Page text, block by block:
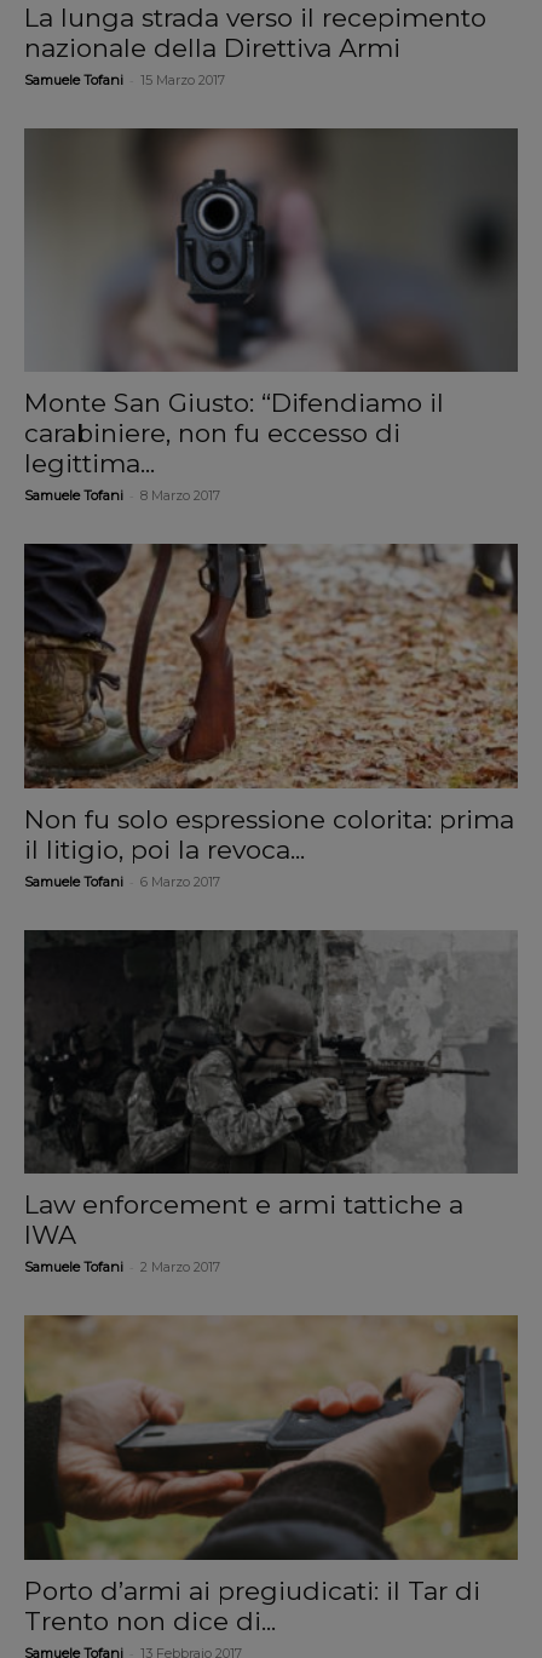
La lunga strada verso il recepimento
nazionale della Direttiva Armi
Samuele Tofani 15 Marzo 2017
Monte San Giusto: “Difendiamo il
carabiniere, non fu eccesso di
legittima...
Samuele Tofani 8 Marzo 2017
Non fu solo espressione colorita: prima
il litigio, poi la revoca...
Samuele Tofani 6 Marzo 2017
Law enforcement e armi tattiche a
IWA
Samuele Tofani 2 Marzo 2017
Porto d’armi ai pregiudicati: il Tar di
Trento non dice di...
Samuele Tofani 13 Febbraio 2017